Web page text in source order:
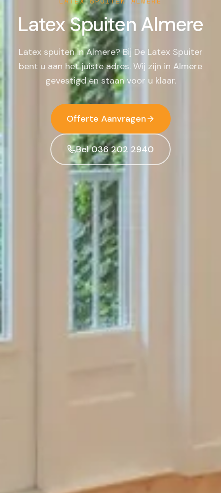
Latex Spuiten Almere
Latex spuiten in Almere? Bij De Latex Spuiter
bent u aan het juiste adres. Wij zijn in Almere
gevestigd en staan voor u klaar.
Offerte Aanvragen
Bel 036 202 2940